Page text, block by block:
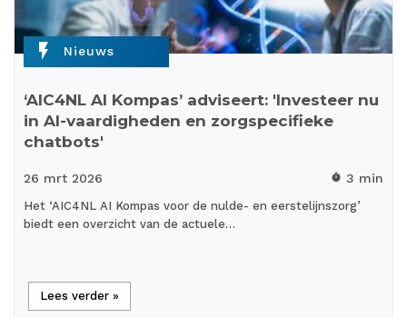
flash_on Nieuws
‘AIC4NL AI Kompas’ adviseert: 'Investeer nu
in AI-vaardigheden en zorgspecifieke
chatbots'
26 mrt 2026 timer 3 min
Het ‘AIC4NL AI Kompas voor de nulde- en eerstelijnszorg’
biedt een overzicht van de actuele…
Lees verder »